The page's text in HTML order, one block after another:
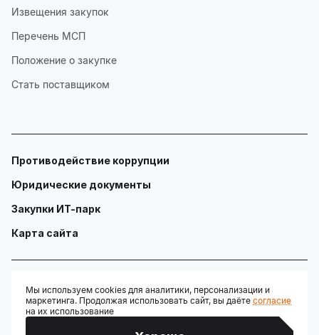
Извещения закупок
Перечень МСП
Положение о закупке
Стать поставщиком
Противодействие коррупции
Юридические документы
Закупки ИТ-парк
Карта сайта
© ГАУ "Технопарк в сфере высоких технологий «ИТ-парк»"
Разработано:
Мы используем cookies для аналитики, персонализации и
маркетинга. Продолжая использовать сайт, вы даёте согласие
на их использование